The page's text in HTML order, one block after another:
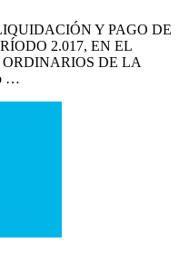
Y PAGO DE
2.017, EN EL
DE LA
…